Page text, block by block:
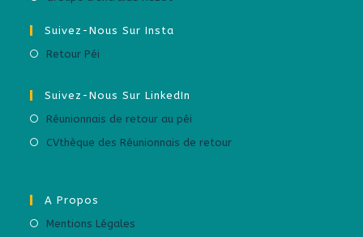
Suivez-Nous Sur Insta
Retour Péi
Suivez-Nous Sur LinkedIn
Réunionnais de retour au péi
CVthèque des Réunionnais de retour
A Propos
Mentions Légales